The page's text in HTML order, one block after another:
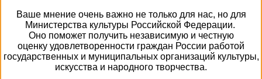
Ваше мнение очень важно не только для нас, но для
Министерства культуры Российской Федерации.
Оно поможет получить независимую и честную
оценку удовлетворенности граждан России работой
государственных и муниципальных организаций культуры,
искусства и народного творчества.